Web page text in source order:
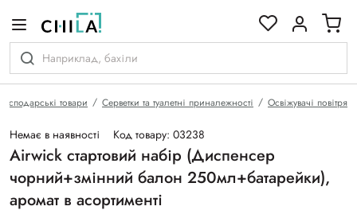
Господарські товари Серветки та туалетні приналежності Освіжувачі повітря
Немає в наявності Код товару: 03238
Airwick стартовий набір (Диспенсер
чорний+змінний балон 250мл+батарейки),
аромат в асортименті
гамі